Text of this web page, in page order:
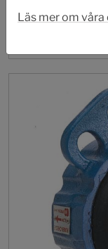
Läs mer om våra